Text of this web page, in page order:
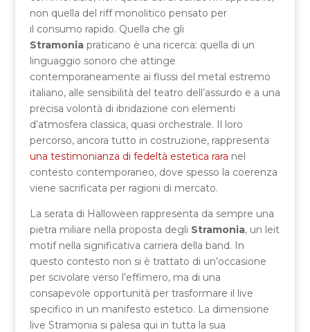
non quella del riff monolitico pensato per
il consumo rapido. Quella che gli
Stramoniapraticano è una ricerca: quella di un
linguaggio sonoro che attinge
contemporaneamente ai flussi del metal estremo
italiano, alle sensibilità del teatro dell’assurdo e a una
precisa volontà di ibridazione con elementi
d’atmosfera classica, quasi orchestrale. Il loro
percorso, ancora tutto in costruzione, rappresenta
una testimonianza di fedeltà estetica rara nel
contesto contemporaneo, dove spesso la coerenza
viene sacrificata per ragioni di mercato.
La serata di Halloween rappresenta da sempre una
pietra miliare nella proposta degli Stramonia, un leit
motif nella significativa carriera della band. In
questo contesto non si è trattato di un’occasione
per scivolare verso l’effimero, ma di una
consapevole opportunità per trasformare il live
specifico in un manifesto estetico. La dimensione
live Stramonia si palesa qui in tutta la sua